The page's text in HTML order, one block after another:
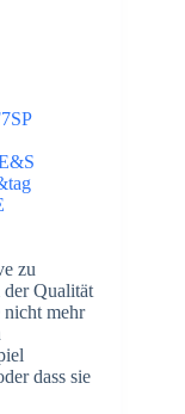
zu
der Qualität
nicht mehr
dass sie